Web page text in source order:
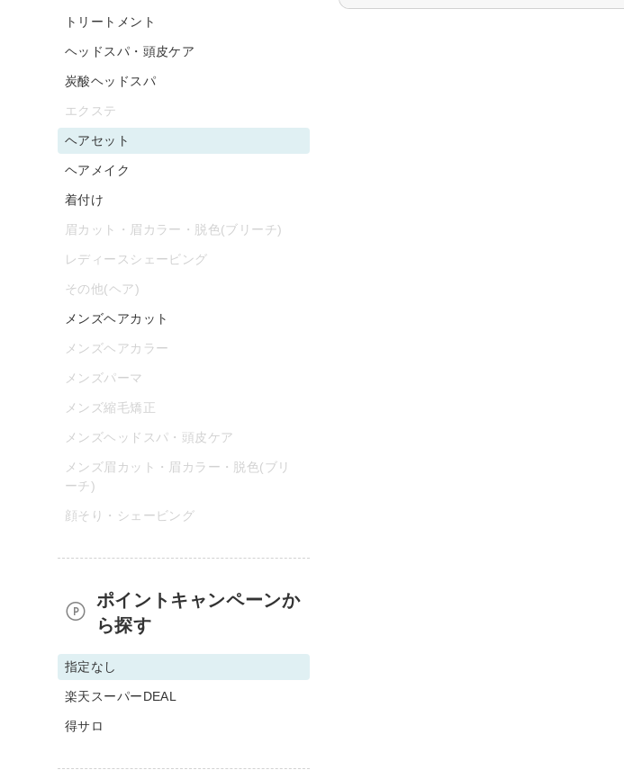
トリートメント
ヘッドスパ・頭皮ケア
炭酸ヘッドスパ
エクステ
ヘアセット
ヘアメイク
着付け
眉カット・眉カラー・脱色(ブリーチ)
レディースシェービング
その他(ヘア)
メンズヘアカット
メンズヘアカラー
メンズパーマ
メンズ縮毛矯正
メンズヘッドスパ・頭皮ケア
メンズ眉カット・眉カラー・脱色(ブリ
ーチ)
顔そり・シェービング
ポイントキャンペーンか
ら探す
指定なし
楽天スーパーDEAL
得サロ